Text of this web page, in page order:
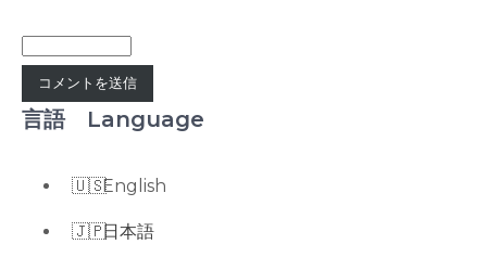
言語 Language
English
日本語